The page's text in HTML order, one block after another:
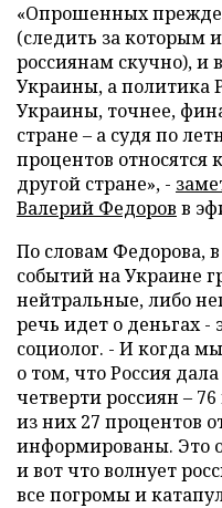
«Опрошенных прежде
(следить за которым
россиянам скучно), и
Украины, а политика
Украины, точнее,
стране – а судя по
процентов
другой стране», -
Валерий Федоров в
По словам
событий на Украине
нейтральные, либо
речь идет о деньгах -
социолог. - И когда
о том, что Россия
четверти россиян –
из них 27 процентов
информированы. Это
и вот что волнует
все погромы и